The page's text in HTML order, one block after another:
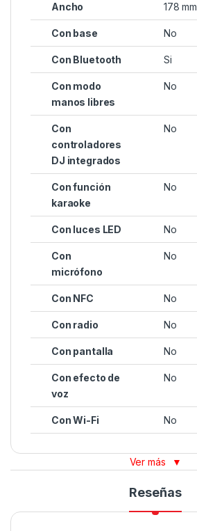
Ancho 178 mm
Con base No
Con Bluetooth Si
Con modo
manos libres
No
Con
controladores
DJ integrados
No
Con función
karaoke
No
Con luces LED No
Con
micrófono
No
Con NFC No
Con radio No
Con pantalla No
Con efecto de
voz
No
Con Wi-Fi No
Ver más ▼
Reseñas